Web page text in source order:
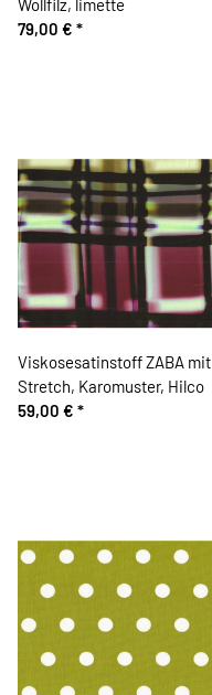
Wollfilz, limette
79,00 € *
Viskosesatinstoff ZABA mit
Stretch, Karomuster, Hilco
59,00 € *